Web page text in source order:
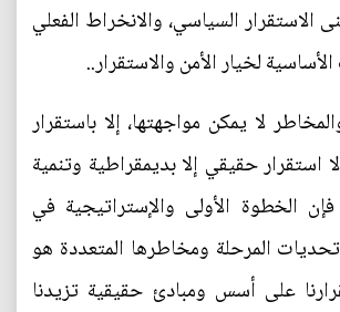
الاستقرار السياسي، والانخراط الفعلي
لخيار الأمن والاستقرار..
لا يمكن مواجهتها، إلا باستقرار
حقيقي إلا بديمقراطية وتنمية
الخطوة الأولى والإستراتيجية في
المرحلة ومخاطرها المتعددة هو
على أسس ومبادئ حقيقية تزيدنا